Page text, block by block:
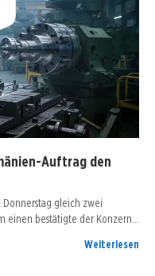
Auftrag den
gleich zwei
bestätigte der Konzern…
Weiterlesen